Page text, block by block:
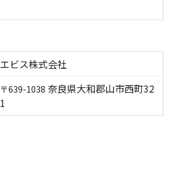
エビス株式会社
〒639-1038 奈良県大和郡山市西町32
1